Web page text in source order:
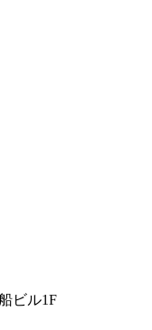
ビル1F